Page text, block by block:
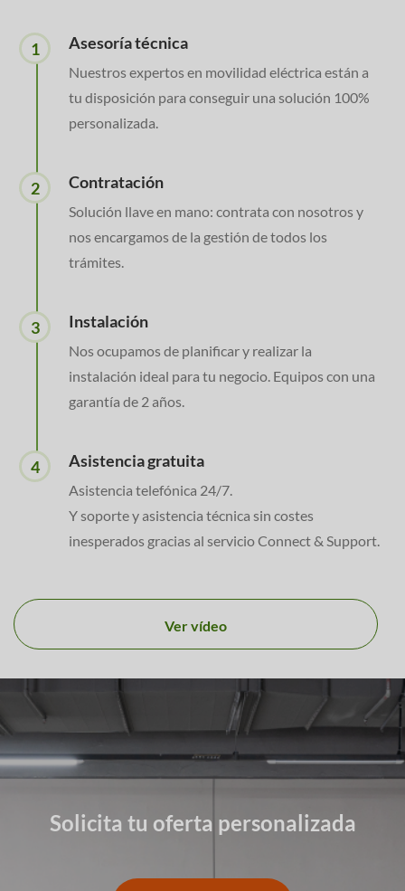
1 Asesoría técnica
Nuestros expertos en movilidad eléctrica están a
tu disposición para conseguir una solución 100%
personalizada.
2 Contratación
Solución llave en mano: contrata con nosotros y
nos encargamos de la gestión de todos los
trámites.
3 Instalación
Nos ocupamos de planificar y realizar la
instalación ideal para tu negocio. Equipos con una
garantía de 2 años.
4 Asistencia gratuita
Asistencia telefónica 24/7.
Y soporte y asistencia técnica sin costes
inesperados gracias al servicio Connect & Support.
Ver vídeo
Solicita tu oferta personalizada